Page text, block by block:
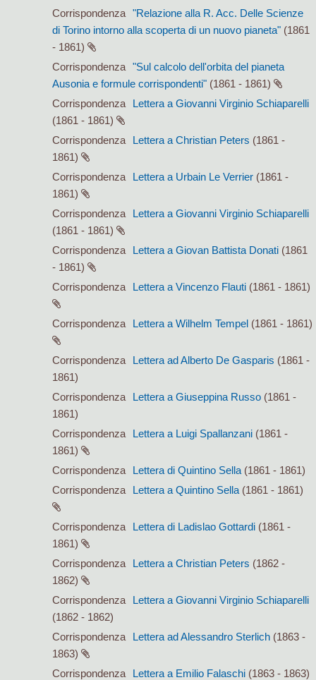
Corrispondenza
"Relazione alla R. Acc. Delle Scienze
di Torino intorno alla scoperta di un nuovo pianeta" (1861
- 1861)
Corrispondenza
"Sul calcolo dell'orbita del pianeta
Ausonia e formule corrispondenti" (1861 - 1861)
Corrispondenza
Lettera a Giovanni Virginio Schiaparelli
(1861 - 1861)
Corrispondenza
Lettera a Christian Peters (1861 -
1861)
Corrispondenza
Lettera a Urbain Le Verrier (1861 -
1861)
Corrispondenza
Lettera a Giovanni Virginio Schiaparelli
(1861 - 1861)
Corrispondenza
Lettera a Giovan Battista Donati (1861
- 1861)
Corrispondenza
Lettera a Vincenzo Flauti (1861 - 1861)
Corrispondenza Lettera a Wilhelm Tempel (1861 - 1861)
Corrispondenza Lettera ad Alberto De Gasparis (1861 -
1861)
Corrispondenza
Lettera a Giuseppina Russo (1861 -
1861)
Corrispondenza
Lettera a Luigi Spallanzani (1861 -
1861)
Corrispondenza
Lettera di Quintino Sella (1861 - 1861)
Corrispondenza
Lettera a Quintino Sella (1861 - 1861)
Corrispondenza Lettera di Ladislao Gottardi (1861 -
1861)
Corrispondenza
Lettera a Christian Peters (1862 -
1862)
Corrispondenza
Lettera a Giovanni Virginio Schiaparelli
(1862 - 1862)
Corrispondenza
Lettera ad Alessandro Sterlich (1863 -
1863)
Corrispondenza
Lettera a Emilio Falaschi (1863 - 1863)